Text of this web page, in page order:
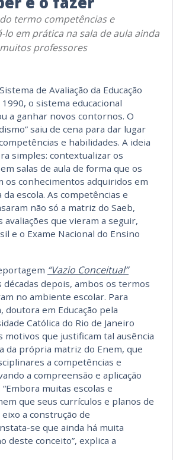
termo competências e
lo em prática na sala de aula ainda
professores
de Avaliação da Educação
1990, o sistema educacional
a ganhar novos contornos. O
saiu de cena para dar lugar
e habilidades. A ideia
simples: contextualizar os
salas de aula de forma que os
os conhecimentos adquiridos em
escola. As competências e
não só a matriz do Saeb,
avaliações que vieram a seguir,
e o Exame Nacional do Ensino
“Vazio Conceitual”
décadas depois, ambos os termos
no ambiente escolar. Para
doutora em Educação pela
Católica do Rio de Janeiro
motivos que justificam tal ausência
da própria matriz do Enem, que
a competências e
a compreensão e aplicação
muitas escolas e
que seus currículos e planos de
a construção de
se que ainda há muita
deste conceito”, explica a